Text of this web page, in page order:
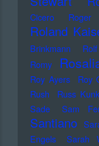
Cicero
Roger
Roland
Brinkmann
Romy
Roy Ayers Roy
Rush
Russ
Sade
Sam
Santiano
Engels
Sarah